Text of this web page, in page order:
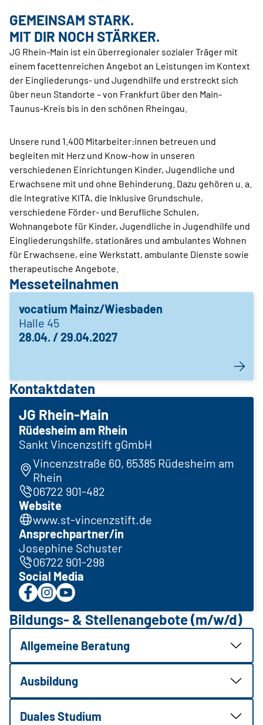
GEMEINSAM STARK.
MIT DIR NOCH STÄRKER.
JG Rhein-Main ist ein überregionaler sozialer Träger mit
einem facettenreichen Angebot an Leistungen im Kontext
der Eingliederungs- und Jugendhilfe und erstreckt sich
über neun Standorte – von Frankfurt über den Main-
Taunus-Kreis bis in den schönen Rheingau.
Unsere rund 1.400 Mitarbeiter:innen betreuen und
begleiten mit Herz und Know-how in unseren
verschiedenen Einrichtungen Kinder, Jugendliche und
Erwachsene mit und ohne Behinderung. Dazu gehören u. a.
die Integrative KITA, die Inklusive Grundschule,
verschiedene Förder- und Berufliche Schulen,
Wohnangebote für Kinder, Jugendliche in Jugendhilfe und
Eingliederungshilfe, stationäres und ambulantes Wohnen
für Erwachsene, eine Werkstatt, ambulante Dienste sowie
therapeutische Angebote.
Messeteilnahmen
vocatium Mainz/Wiesbaden
Halle 45
28.04. / 29.04.2027
Kontaktdaten
JG Rhein-Main
Rüdesheim am Rhein
Sankt Vincenzstift gGmbH
Vincenzstraße 60, 65385 Rüdesheim am
Rhein
06722 901-482
Website
www.st-vincenzstift.de
Ansprechpartner/in
Josephine Schuster
06722 901-298
Social Media
Bildungs- & Stellenangebote (m/w/d)
Allgemeine Beratung
Ausbildung
Duales Studium